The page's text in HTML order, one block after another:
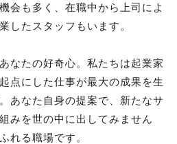
会も多く、在職中から上司によ
したスタッフもいます。
なたの好奇心。私たちは起業家
点にした仕事が最大の成果を生
あなた自身の提案で、新たなサ
みを世の中に出してみません
れる職場です。